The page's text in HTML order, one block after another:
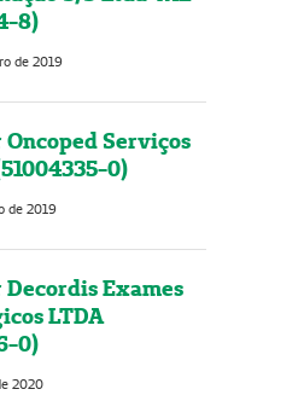
8)
de 2019
Serviços
0)
de 2019
Exames
LTDA
0)
2020